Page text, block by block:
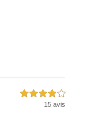
4,0 étoiles sur 5
15 avis